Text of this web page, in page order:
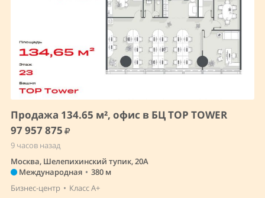
Продажа 134.65 м², офис в БЦ TOP TOWER
97 957 875
9 часов назад
Москва, Шелепихинский тупик, 20А
Международная • 380 м
Бизнес-центр • Класс A+